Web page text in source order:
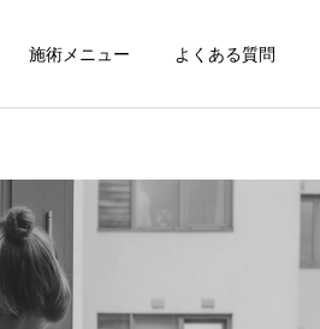
施術メニュー よくある質問
貨